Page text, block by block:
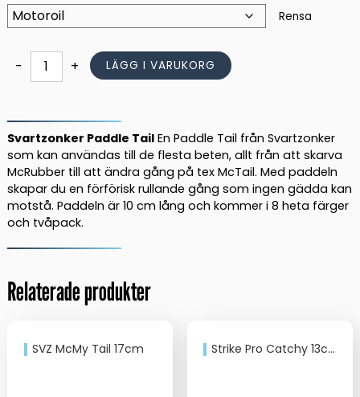
Rensa
-
Svartzonker
Paddle
mängd
+ LÄGG I VARUKORG
Svartzonker Paddle TailEn Paddle Tail från Svartzonker
som kan användas till de flesta beten, allt från att skarva
McRubber till att ändra gång på tex McTail. Med paddeln
skapar du en förförisk rullande gång som ingen gädda kan
motstå. Paddeln är 10 cm lång och kommer i 8 heta färger
och tvåpack.
Relaterade produkter
SVZ McMy Tail 17cm Strike Pro Catchy 13cm, 95g